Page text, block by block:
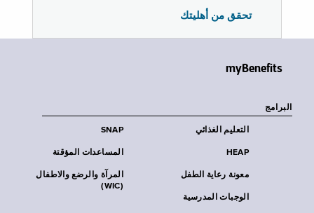
تحقق من أهليتك
myBenefits
البرامج
SNAP التعليم الغذائي
المساعدات المؤقتة HEAP
المرآة والرضع والاطفال
(WIC)
معونة رعاية الطفل
الوجبات المدرسية